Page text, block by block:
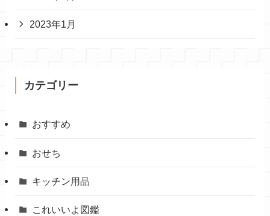
2023年1月
カテゴリー
おすすめ
おせち
キッチン用品
これいいよ図鑑